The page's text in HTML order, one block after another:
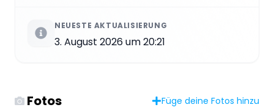
NEUESTE AKTUALISIERUNG
3. August 2026 um 20:21
Fotos Füge deine Fotos hinzu